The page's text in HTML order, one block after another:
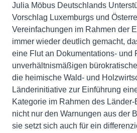
Julia Möbus Deutschlands
Vorschlag Luxemburgs und
Vereinfachungen im Rahmen der
immer wieder deutlich gemacht,
eine Flut an Dokumentations- und
unverhältnismäßigen
die heimische Wald- und
Länderinitiative zur Einführung
Kategorie im Rahmen des
nicht nur den Warnungen aus der
sie setzt sich auch für ein